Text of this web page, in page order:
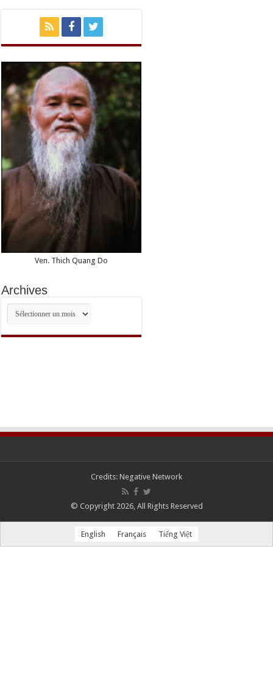
Ven. Thich Quang Do
Archives
Archives
Credits: Negative Network
© Copyright 2026, All Rights Reserved
English Français Tiếng Việt